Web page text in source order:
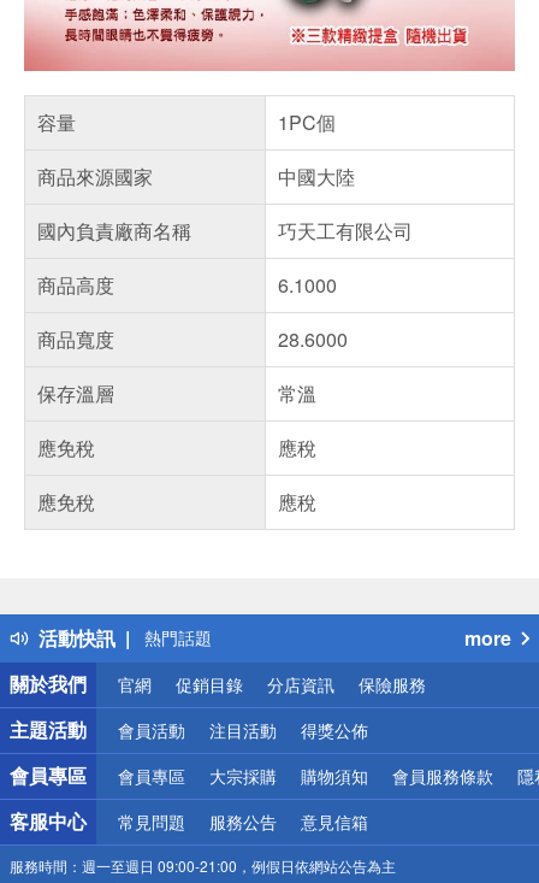
容量
1PC個
商品來源國家
中國大陸
國內負責廠商名稱
巧天工有限公司
商品高度
6.1000
商品寬度
28.6000
保存溫層
常溫
應免稅
應稅
應免稅
應稅
活動快訊
得獎公告
熱門話題
銀行優惠
偏遠地區配送
詐騙網頁！請小心！
more
關於我們
官網 促銷目錄 分店資訊 保險服務
主題活動 會員活動 注目活動 得獎公佈
會員專區 會員專區 大宗採購 購物須知 會員服務條款 隱
客服中心 常見問題 服務公告 意見信箱
服務時間： 週一至週日 09:00-21:00，例假日依網站公告為主